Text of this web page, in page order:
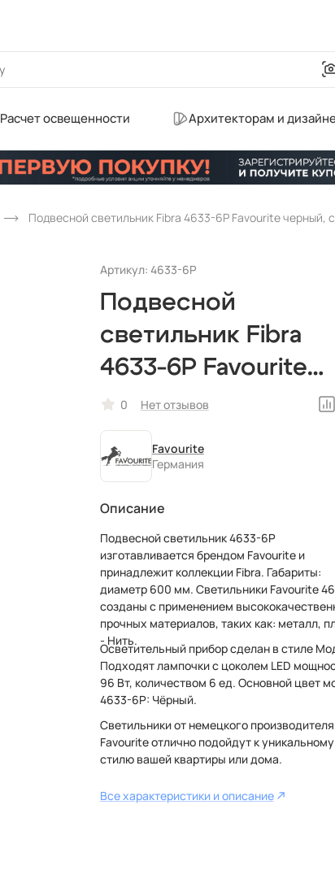
Расчет освещенности Архитекторам и
Подвесной светильник Fibra 4633-6P Favourite черный,
Артикул: 4633-6P
Подвесной
светильник Fibra
4633-6P Favourite
черный,
светодиодный,
немецкий
0 Нет отзывов
Favourite
Германия
Описание
Подвесной светильник 4633-6P
изготавливается брендом Favourite и
принадлежит коллекции Fibra. Габариты:
диаметр 600 мм. Светильники Favourite
созданы с применением
прочных материалов, таких как: металл,
- Нить.
Осветительный прибор сделан в стиле
Подходят лампочки с цоколем LED
96 Вт, количеством 6 ед. Основной цвет
4633-6P: Чёрный.
Светильники от немецкого производителя
Favourite отлично подойдут к уникальному
стилю вашей квартиры или дома.
Все характеристики и описание